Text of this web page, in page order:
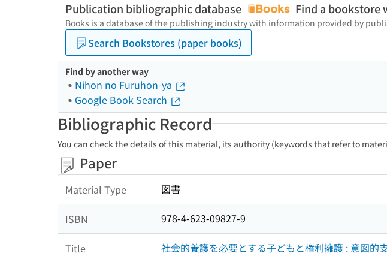
Publication bibliographic database Find a bookstore
Books is a database of the publishing industry with information provided by
Search Bookstores (paper books)
Find by another way
Nihon no Furuhon-ya
Google Book Search
Bibliographic Record
You can check the details of this material, its authority (keywords that refer to
Paper
Material Type 図書
ISBN 978-4-623-09827-9
Title 社会的養護を必要とする子どもと権利擁護 : 意図的